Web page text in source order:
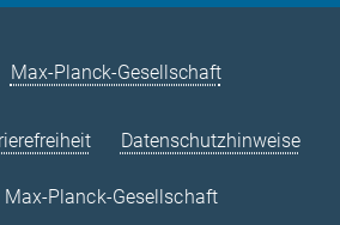
Max-Planck-Gesellschaft
Datenschutzhinweise
Max-Planck-Gesellschaft